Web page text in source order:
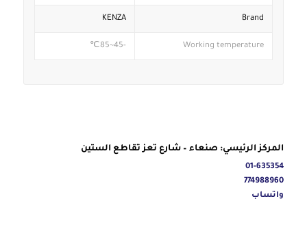
Brand
KENZA
Working temperature
-45~85℃
المركز الرئيسي: صنعاء – شارع تعز تقاطع الستين
01-635354
774988960
واتساب